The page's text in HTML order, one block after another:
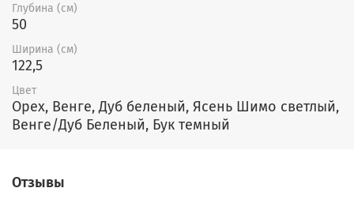
Глубина (см)
50
Ширина (см)
122,5
Цвет
Орех, Венге, Дуб беленый, Ясень Шимо светлый,
Венге/Дуб Беленый, Бук темный
Отзывы